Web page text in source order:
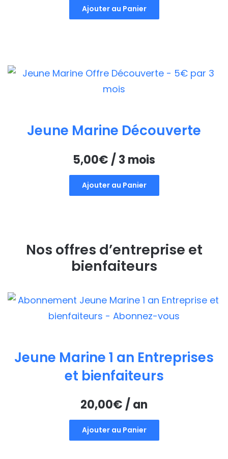
Ajouter au Panier
Jeune Marine Découverte
5,00€ / 3 mois
Ajouter au Panier
Nos offres d’entreprise et
bienfaiteurs
Jeune Marine 1 an Entreprises
et bienfaiteurs
20,00€/ an
Ajouter au Panier